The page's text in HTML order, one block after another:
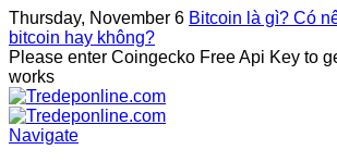
Thursday, November 6 Bitcoin là gì? Có
bitcoin hay không?
Please enter Coingecko Free Api Key to
works
Navigate